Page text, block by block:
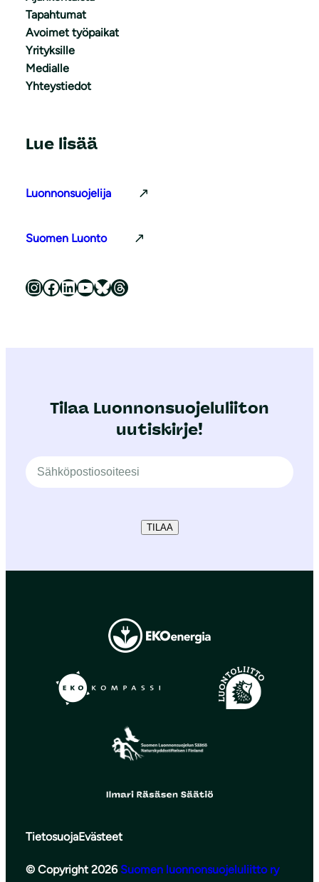
Tapahtumat
Avoimet työpaikat
Yrityksille
Medialle
Yhteystiedot
Lue lisää
Luonnonsuojelija
Suomen Luonto
Luonnonsuojeluliitto Instagramissa Luonnonsuojeluliitto Facebookissa Luonnonsuojeluliitto LinkedInissä Luonnonsuojeluliiton YouTube-kanava Luonnonsuojeluliitto Blueskyssa Luonnonsuojeluliitto Threadsissa
Tilaa Luonnonsuojeluliiton
uutiskirje!
TILAA
TietosuojaEvästeet
© Copyright 2026 Suomen luonnonsuojeluliitto ry